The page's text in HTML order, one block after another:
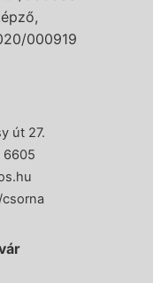
000919
út 27.
6605